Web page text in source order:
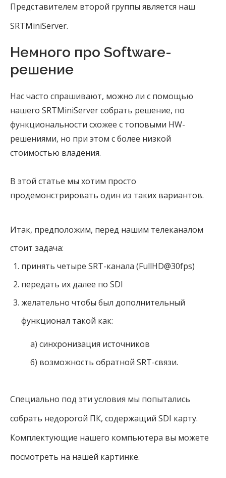
Представителем второй группы является наш
SRTMiniServer.
Немного про Software-
решение
Нас часто спрашивают, можно ли с помощью
нашего SRTMiniServer собрать решение, по
функциональности схожее с топовыми HW-
решениями, но при этом с более низкой
стоимостью владения.
В этой статье мы хотим просто
продемонстрировать один из таких вариантов.
Итак, предположим, перед нашим телеканалом
стоит задача:
принять четыре SRT-канала (FullHD@30fps)
передать их далее по SDI
желательно чтобы был дополнительный
функционал такой как:
a) синхронизация источников
б) возможность обратной SRT-связи.
Специально под эти условия мы попытались
собрать недорогой ПК, содержащий SDI карту.
Комплектующие нашего компьютера вы можете
посмотреть на нашей картинке.